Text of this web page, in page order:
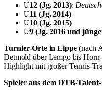
U12 (Jg. 2013):
U11 (Jg. 2014)
U10 (Jg. 2015)
U9 (Jg. 2016 und
Turnier-Orte in Lippe (nach
Detmold über Lemgo bis
Highlight mit großer Tennis-
Spieler aus dem DTB-